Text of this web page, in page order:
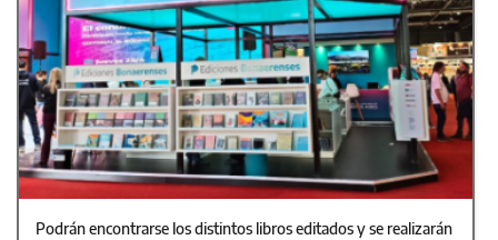
Podrán encontrarse los distintos libros editados y se realizarán